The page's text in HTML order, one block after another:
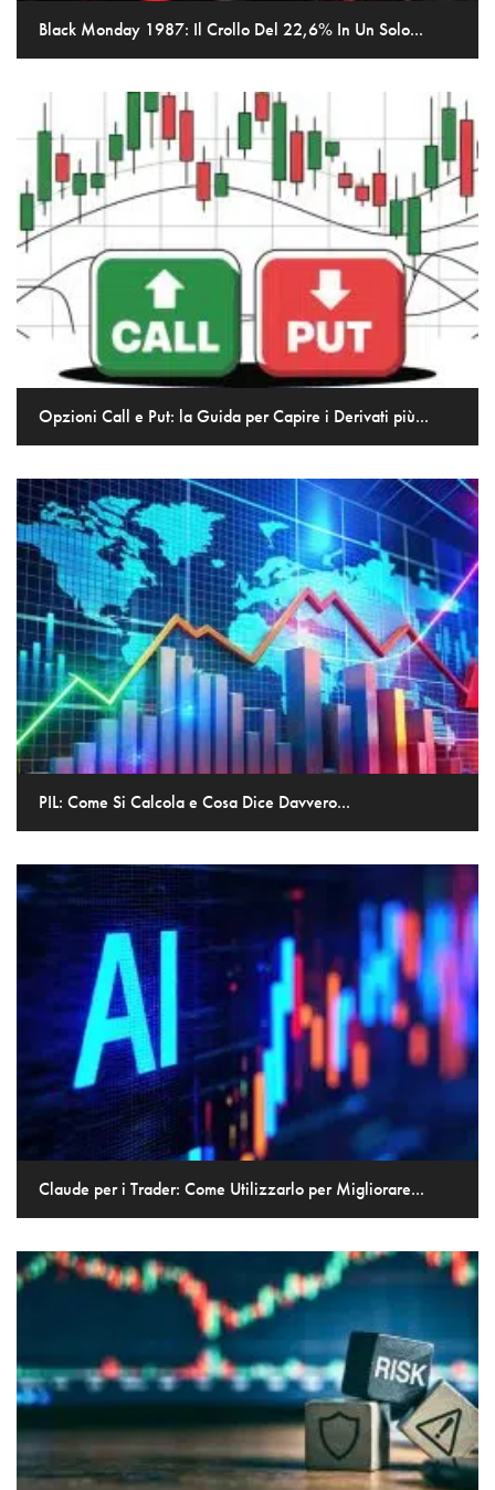
Black Monday 1987: Il Crollo Del 22,6% In Un Solo...
Opzioni Call e Put: la Guida per Capire i Derivati più...
PIL: Come Si Calcola e Cosa Dice Davvero...
Claude per i Trader: Come Utilizzarlo per Migliorare...